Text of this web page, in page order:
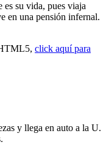
es su vida, pues viaja
en una pensión infernal.
click aquí para
y llega en auto a la U.